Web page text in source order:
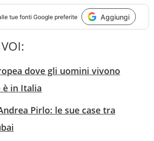
tue fonti Google preferite Aggiungi
dove gli uomini vivono
è in Italia
Pirlo: le sue case tra